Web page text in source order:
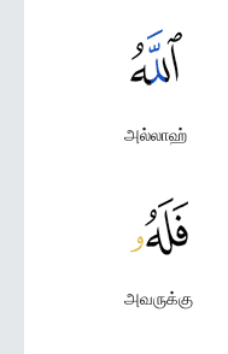
அல்லாஹ்
அவருக்கு